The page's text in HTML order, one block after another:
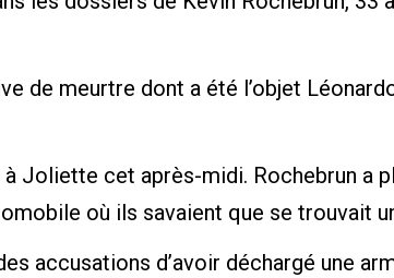
de meurtre dont a été l’objet
Joliette cet après-midi. Rochebrun a
où ils savaient que se trouvait
accusations d’avoir déchargé une